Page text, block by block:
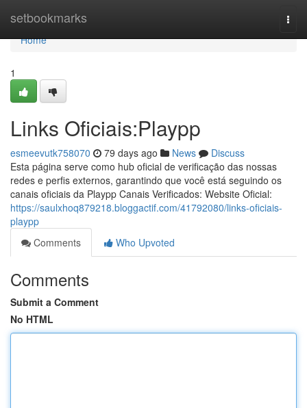
setbookmarks
Home
Home
1
Links Oficiais:Playpp
esmeevutk758070 79 days ago News
Discuss
Esta página serve como hub oficial de verificação das nossas
redes e perfis externos, garantindo que você está seguindo os
canais oficiais da Playpp Canais Verificados: Website Oficial:
https://saulxhoq879218.bloggactif.com/41792080/links-oficiais-
playpp
Comments
Who Upvoted
Comments
Submit a Comment
No HTML